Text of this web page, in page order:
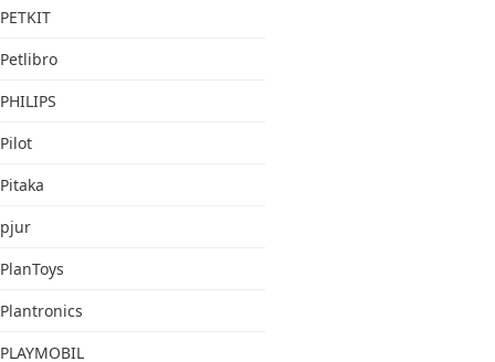
PETKIT
Petlibro
PHILIPS
Pilot
Pitaka
pjur
PlanToys
Plantronics
PLAYMOBIL